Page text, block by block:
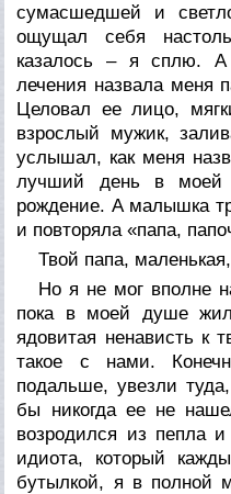
сумасшедшей и
ощущал себя
казалось – я сплю. А
лечения назвала меня
Целовал ее лицо,
взрослый мужик,
услышал, как меня
лучший день в моей
рождение. А малышка
и повторяла «папа,
Твой папа,
Но я не мог вполне
пока в моей душе
ядовитая ненависть к
такое с нами.
подальше, увезли
бы никогда ее не
возродился из пепла
идиота, который
бутылкой, я в полной